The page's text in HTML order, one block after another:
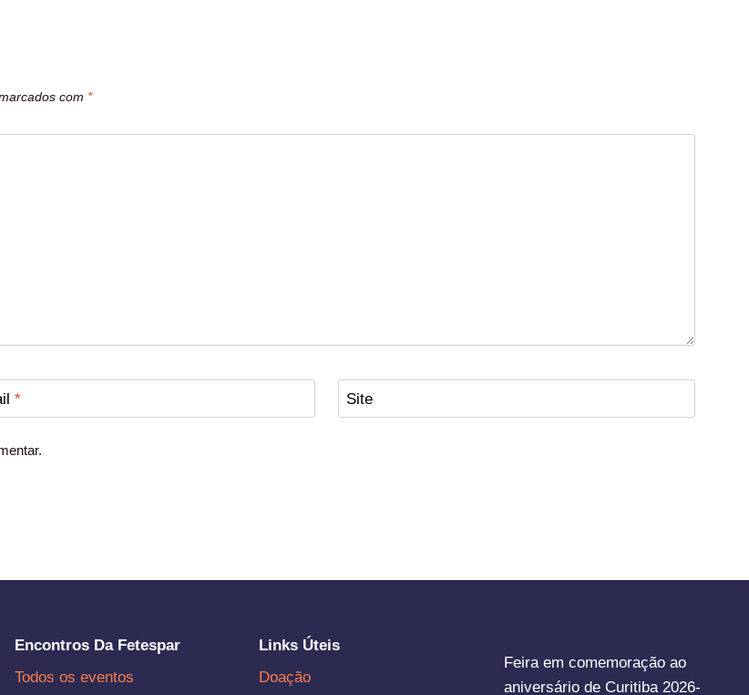
com *
* Site
Encontros Da Fetespar
Todos os eventos
Links Úteis
Doação
Feira em comemoração ao
aniversário de Curitiba 2026-